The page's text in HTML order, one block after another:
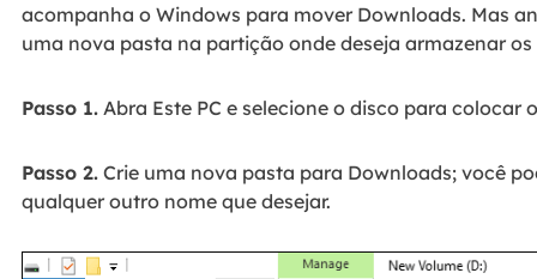
acompanha o Windows para mover Downloads. Mas
uma nova pasta na partição onde deseja armazenar
Passo 1.Abra Este PC e selecione o disco para colocar
Passo 2.Crie uma nova pasta para Downloads; você
qualquer outro nome que desejar.